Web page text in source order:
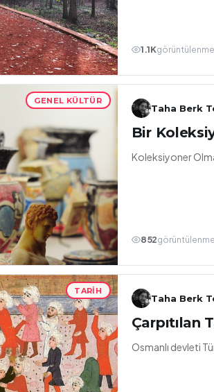
1.1Kgörüntülenme
GENEL KÜLTÜR
Taha Berk
Bir
Koleksiyoner
852görüntülenme
TARIH
Taha Berk
Çarpıtılan
Osmanlı devleti